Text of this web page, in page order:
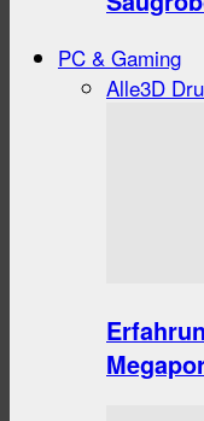
PC & Gaming
Alle3D